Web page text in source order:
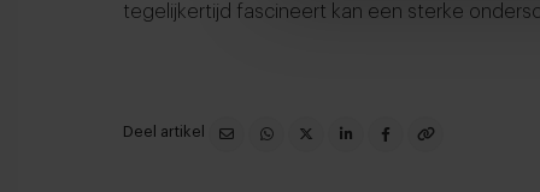
tegelijkertijd fascineert kan een sterke
Deel artikel